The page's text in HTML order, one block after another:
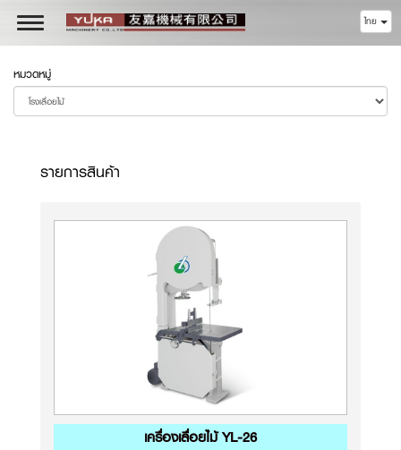
Toggle
navigation
ไทย
หมวดหมู่
รายการสินค้า
เครื่องเลื่อยไม้ YL-26